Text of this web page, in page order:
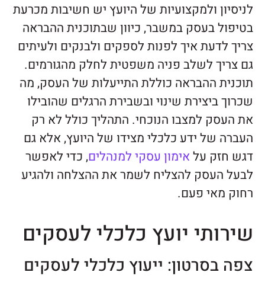
לניסיון ולמקצועיות של היועץ יש חשיבות מכרעת
בטיפול בעסק במשבר, כיוון שבתוכנית ההבראה
צריך לדעת איך לפנות לספקים ולבנקים ולעיתים
גם צריך לשלב פניה משפטית לחלק מהגורמים.
תוכנית ההבראה כוללת התייעלות של העסק, מה
שכרוך ביצירת שינוי ובשבירת הרגלים שהובילו
את העסק למצבו הנוכחי. התהליך כולל לא רק
העברה של ידע כלכלי מצידו של היועץ, אלא גם
דגש חזק עלאימון עסקי למנהלים, כדי לאפשר
לבעל העסק להצליח לשמר את ההצלחה ולהגיע
רחוק מאי פעם.
שירותי יועץ כלכלי לעסקים
צפה בסרטון: ייעוץ כלכלי לעסקים